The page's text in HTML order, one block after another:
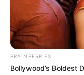
Харьковская
обвинительный
который во
пошел на
положения и
ст. 111, ч. 7 ст.